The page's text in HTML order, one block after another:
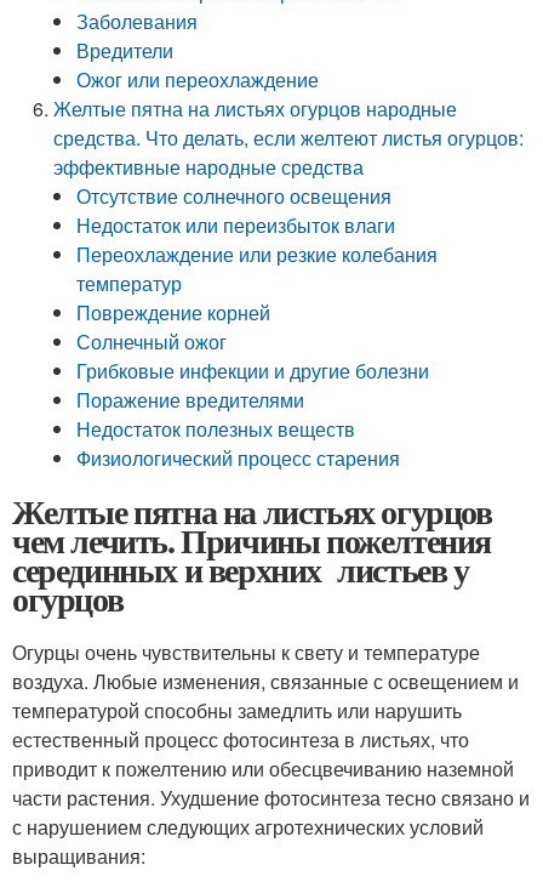
Заболевания
Вредители
Ожог или переохлаждение
Желтые пятна на листьях огурцов народные
средства. Что делать, если желтеют листья огурцов:
эффективные народные средства
Отсутствие солнечного освещения
Недостаток или переизбыток влаги
Переохлаждение или резкие колебания
температур
Повреждение корней
Солнечный ожог
Грибковые инфекции и другие болезни
Поражение вредителями
Недостаток полезных веществ
Физиологический процесс старения
Желтые пятна на листьях огурцов
чем лечить. Причины пожелтения
серединных и верхних листьев у
огурцов
Огурцы очень чувствительны к свету и температуре
воздуха. Любые изменения, связанные с освещением и
температурой способны замедлить или нарушить
естественный процесс фотосинтеза в листьях, что
приводит к пожелтению или обесцвечиванию наземной
части растения. Ухудшение фотосинтеза тесно связано и
с нарушением следующих агротехнических условий
выращивания: